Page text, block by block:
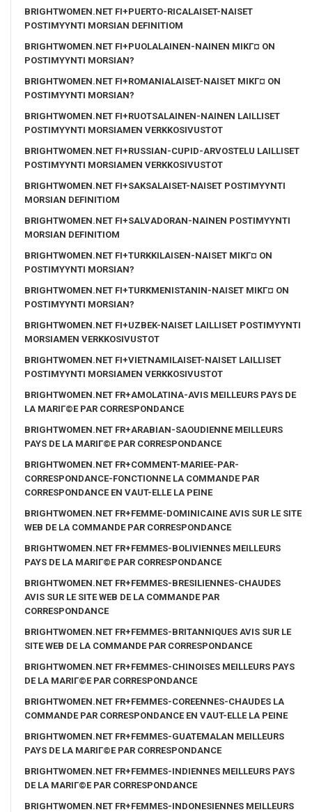
BRIGHTWOMEN.NET FI+PUERTO-RICALAISET-NAISET
POSTIMYYNTI MORSIAN DEFINITIOM
BRIGHTWOMEN.NET FI+PUOLALAINEN-NAINEN MIKГ¤ ON
POSTIMYYNTI MORSIAN?
BRIGHTWOMEN.NET FI+ROMANIALAISET-NAISET MIKГ¤ ON
POSTIMYYNTI MORSIAN?
BRIGHTWOMEN.NET FI+RUOTSALAINEN-NAINEN LAILLISET
POSTIMYYNTI MORSIAMEN VERKKOSIVUSTOT
BRIGHTWOMEN.NET FI+RUSSIAN-CUPID-ARVOSTELU LAILLISET
POSTIMYYNTI MORSIAMEN VERKKOSIVUSTOT
BRIGHTWOMEN.NET FI+SAKSALAISET-NAISET POSTIMYYNTI
MORSIAN DEFINITIOM
BRIGHTWOMEN.NET FI+SALVADORAN-NAINEN POSTIMYYNTI
MORSIAN DEFINITIOM
BRIGHTWOMEN.NET FI+TURKKILAISEN-NAISET MIKГ¤ ON
POSTIMYYNTI MORSIAN?
BRIGHTWOMEN.NET FI+TURKMENISTANIN-NAISET MIKГ¤ ON
POSTIMYYNTI MORSIAN?
BRIGHTWOMEN.NET FI+UZBEK-NAISET LAILLISET POSTIMYYNTI
MORSIAMEN VERKKOSIVUSTOT
BRIGHTWOMEN.NET FI+VIETNAMILAISET-NAISET LAILLISET
POSTIMYYNTI MORSIAMEN VERKKOSIVUSTOT
BRIGHTWOMEN.NET FR+AMOLATINA-AVIS MEILLEURS PAYS DE
LA MARIГ©E PAR CORRESPONDANCE
BRIGHTWOMEN.NET FR+ARABIAN-SAOUDIENNE MEILLEURS
PAYS DE LA MARIГ©E PAR CORRESPONDANCE
BRIGHTWOMEN.NET FR+COMMENT-MARIEE-PAR-
CORRESPONDANCE-FONCTIONNE LA COMMANDE PAR
CORRESPONDANCE EN VAUT-ELLE LA PEINE
BRIGHTWOMEN.NET FR+FEMME-DOMINICAINE AVIS SUR LE SITE
WEB DE LA COMMANDE PAR CORRESPONDANCE
BRIGHTWOMEN.NET FR+FEMMES-BOLIVIENNES MEILLEURS
PAYS DE LA MARIГ©E PAR CORRESPONDANCE
BRIGHTWOMEN.NET FR+FEMMES-BRESILIENNES-CHAUDES
AVIS SUR LE SITE WEB DE LA COMMANDE PAR
CORRESPONDANCE
BRIGHTWOMEN.NET FR+FEMMES-BRITANNIQUES AVIS SUR LE
SITE WEB DE LA COMMANDE PAR CORRESPONDANCE
BRIGHTWOMEN.NET FR+FEMMES-CHINOISES MEILLEURS PAYS
DE LA MARIГ©E PAR CORRESPONDANCE
BRIGHTWOMEN.NET FR+FEMMES-COREENNES-CHAUDES LA
COMMANDE PAR CORRESPONDANCE EN VAUT-ELLE LA PEINE
BRIGHTWOMEN.NET FR+FEMMES-GUATEMALAN MEILLEURS
PAYS DE LA MARIГ©E PAR CORRESPONDANCE
BRIGHTWOMEN.NET FR+FEMMES-INDIENNES MEILLEURS PAYS
DE LA MARIГ©E PAR CORRESPONDANCE
BRIGHTWOMEN.NET FR+FEMMES-INDONESIENNES MEILLEURS